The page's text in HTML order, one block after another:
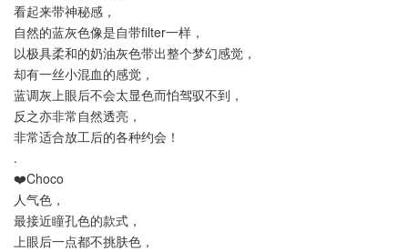
看起来带神秘感，
自然的蓝灰色像是自带filter一样，
以极具柔和的奶油灰色带出整个梦幻感觉，
却有一丝小混血的感觉，
蓝调灰上眼后不会太显色而怕驾驭不到，
反之亦非常自然透亮，
非常适合放工后的各种约会！
.
❤️Choco
人气色，
最接近瞳孔色的款式，
上眼后一点都不挑肤色，